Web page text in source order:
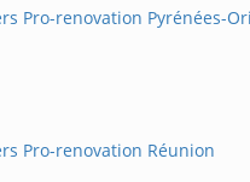
Pro-renovation Pyrénées-
Pro-renovation Réunion